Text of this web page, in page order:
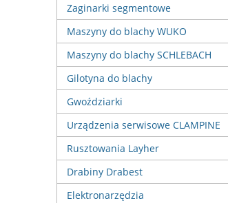
Zaginarki segmentowe
Maszyny do blachy WUKO
Maszyny do blachy SCHLEBACH
Gilotyna do blachy
Gwoździarki
Urządzenia serwisowe CLAMPINE
Rusztowania Layher
Drabiny Drabest
Elektronarzędzia